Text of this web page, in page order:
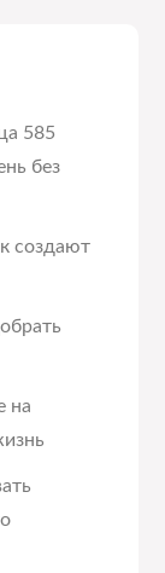
585
без
создают
на